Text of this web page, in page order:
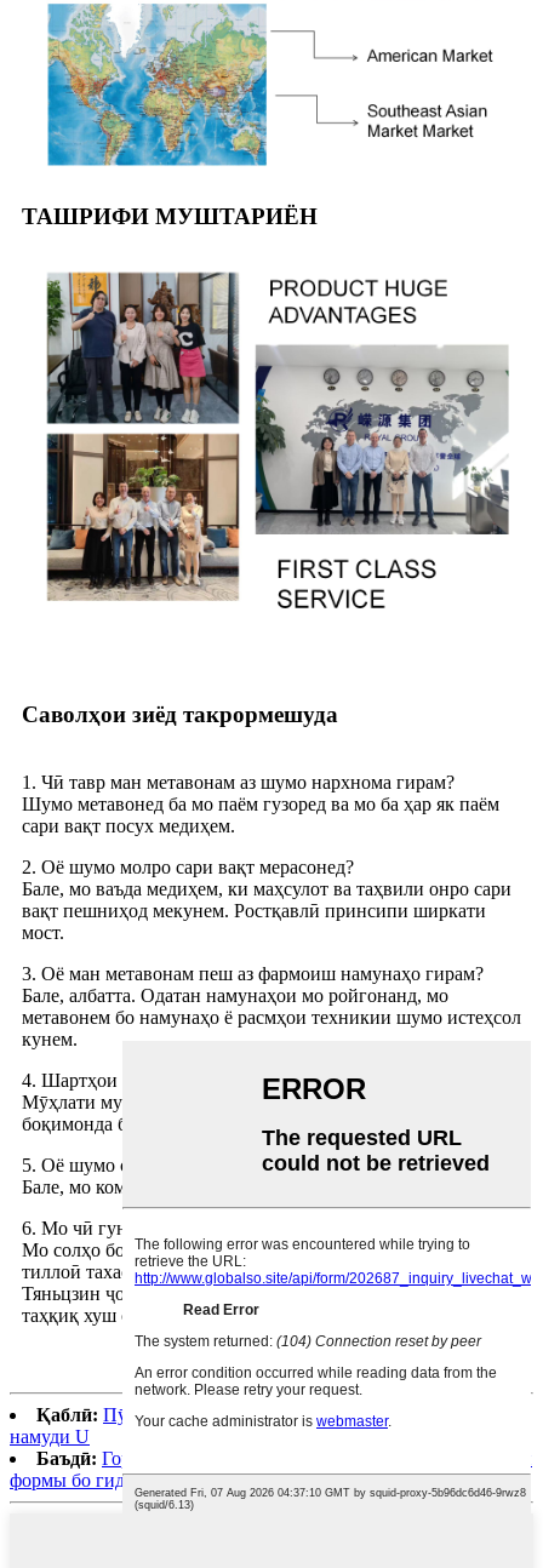
ТАШРИФИ МУШТАРИЁН
Саволҳои зиёд такрормешуда
1. Чӣ тавр ман метавонам аз шумо нархнома гирам?
Шумо метавонед ба мо паём гузоред ва мо ба ҳар як паём
сари вақт посух медиҳем.
2. Оё шумо молро сари вақт мерасонед?
Бале, мо ваъда медиҳем, ки маҳсулот ва таҳвили онро сари
вақт пешниҳод мекунем. Ростқавлӣ принсипи ширкати
мост.
3. Оё ман метавонам пеш аз фармоиш намунаҳо гирам?
Бале, албатта. Одатан намунаҳои мо ройгонанд, мо
метавонем бо намунаҳо ё расмҳои техникии шумо истеҳсол
кунем.
4. Шартҳои пардохти шумо чист?
Мӯҳлати муқаррарии пардохти мо 30% пасандоз аст ва
боқимонда бар зидди B/L. EXW, FOB, CFR, CIF мебошад.
5. Оё шумо санҷиши тарафи сеюмро қабул мекунед?
Бале, мо комилан қабул мекунем.
6. Мо чӣ гуна ба ширкати шумо эътимод дорем?
Мо солҳо боз дар тиҷорати пӯлод ҳамчун таъминкунандаи
тиллоӣ тахассус дорем, идораи марказӣ дар музофоти
Тяньцзин ҷойгир аст ва ба ҳар роҳ, бо ҳар роҳ, барои
таҳқиқ хуш омадед.
Қаблӣ: Пӯлоди варақаи пӯлоди гарм ғелондашудаи
намуди U
Баъдӣ: Горячекатаная стальная шпунтовая свая Z-образной
формы бо гидроизоляцией